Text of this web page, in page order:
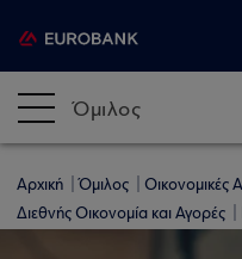
Όμιλος
Αρχική Όμιλος
Οικονομικές
Διεθνής Οικονομία και Αγορές